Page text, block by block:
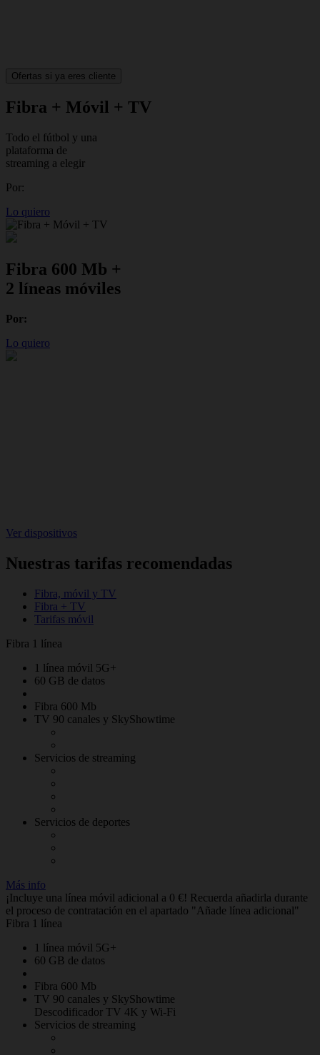
Ofertas si ya eres cliente
Fibra + Móvil + TV
Todo el fútbol y una
plataforma de
streaming a elegir
Por:
Lo quiero
Fibra 600 Mb +
2 líneas móviles
Por:
Lo quiero
Ver dispositivos
Nuestras tarifas recomendadas
Fibra, móvil y TV
Fibra + TV
Tarifas móvil
Fibra 1 línea
1 línea móvil 5G+
60 GB de datos
Fibra 600 Mb
TV 90 canales y SkyShowtime
Servicios de streaming
Servicios de deportes
Más info
¡Incluye una línea móvil adicional a 0 €! Recuerda añadirla durante
el proceso de contratación en el apartado "Añade línea adicional"
Fibra 1 línea
1 línea móvil 5G+
60 GB de datos
Fibra 600 Mb
TV 90 canales y SkyShowtime
Descodificador TV 4K y Wi-Fi
Servicios de streaming